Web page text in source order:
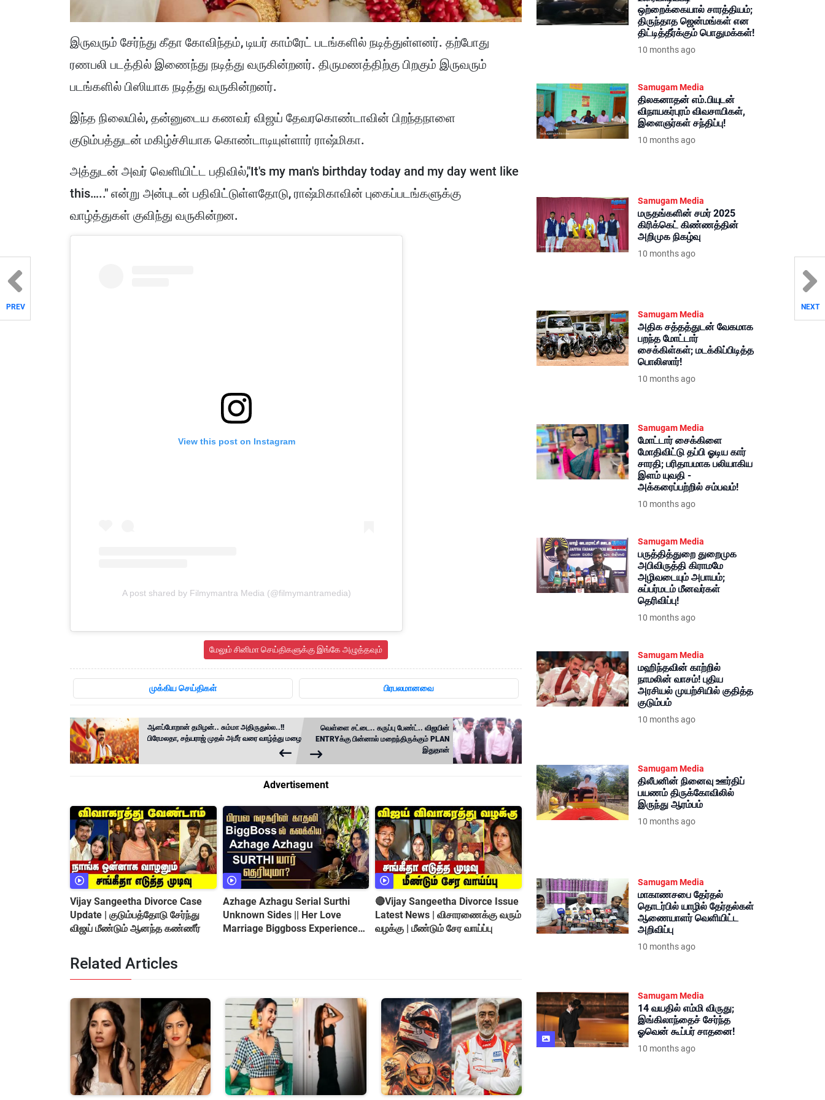
இருவரும் சேர்ந்து கீதா கோவிந்தம், டியர் காம்ரேட் படங்களில் நடித்துள்ளனர். தற்போது
ரணபலி படத்தில் இணைந்து நடித்து வருகின்றனர். திருமணத்திற்கு பிறகும் இருவரும்
படங்களில் பிஸியாக நடித்து வருகின்றனர்.
இந்த நிலையில், தன்னுடைய கணவர் விஜய் தேவரகொண்டாவின் பிறந்தநாளை
குடும்பத்துடன் மகிழ்ச்சியாக கொண்டாடியுள்ளார் ராஷ்மிகா.
அத்துடன் அவர் வெளியிட்ட பதிவில்,"It's my man's birthday today and my day went like
this….." என்று அன்புடன் பதிவிட்டுள்ளதோடு, ராஷ்மிகாவின் புகைப்படங்களுக்கு
வாழ்த்துகள் குவிந்து வருகின்றன.
View this post on Instagram
A post shared by Filmymantra Media (@filmymantramedia)
மேலும் சினிமா செய்திகளுக்கு இங்கே அழுத்தவும்
முக்கிய செய்திகள் பிரபலமானவை
ஆளப்போறான் தமிழன்.. சும்மா அதிருதுல்ல..!!
பிரேமலதா, சத்யராஜ் முதல் அமீர் வரை வாழ்த்து மழை
வெள்ளை சட்டை.. கருப்பு பேண்ட்.. விஜயின்
ENTRYக்கு பின்னால் மறைந்திருக்கும் PLAN
இதுதான்
PREV NEXT
Advertisement
Vijay Sangeetha Divorce Case
Update | குடும்பத்தோடு சேர்ந்து
விஜய் மீண்டும் ஆனந்த கண்ணீர்
Azhage Azhagu Serial Surthi
Unknown Sides || Her Love
Marriage Biggboss Experience
🔴Vijay Sangeetha Divorce Issue
Latest News | விசாரணைக்கு வரும்
வழக்கு | மீண்டும் சேர வாய்ப்பு
Related Articles
ஒற்றைக்கையால் சாரத்தியம்;
திருந்தாத ஜென்மங்கள் என
திட்டித்தீர்க்கும் பொதுமக்கள்!
10 months ago
Samugam Media
திலகனாதன் எம்.பியுடன்
விநாயகர்புரம் விவசாயிகள்,
இளைஞர்கள் சந்திப்பு!
10 months ago
Samugam Media
மருதங்களின் சமர் 2025
கிரிக்கெட் கிண்ணத்தின்
அறிமுக நிகழ்வு
10 months ago
Samugam Media
அதிக சத்தத்துடன் வேகமாக
பறந்த மோட்டார்
சைக்கிள்கள்; மடக்கிப்பிடித்த
பொலிஸார்!
10 months ago
Samugam Media
மோட்டார் சைக்கிளை
மோதிவிட்டு தப்பி ஓடிய கார்
சாரதி; பரிதாபமாக பலியாகிய
இளம் யுவதி -
அக்கரைப்பற்றில் சம்பவம்!
10 months ago
Samugam Media
பருத்தித்துறை துறைமுக
அபிவிருத்தி கிராமமே
அழிவடையும் அபாயம்;
சுப்பர்மடம் மீனவர்கள்
தெரிவிப்பு!
10 months ago
Samugam Media
மஹிந்தவின் காற்றில்
நாமலின் வாசம்! புதிய
அரசியல் முயற்சியில் குதித்த
குடும்பம்
10 months ago
Samugam Media
திலீபனின் நினைவு ஊர்திப்
பயணம் திருக்கோவிலில்
இருந்து ஆரம்பம்
10 months ago
Samugam Media
மாகாணசபை தேர்தல்
தொடர்பில் யாழில் தேர்தல்கள்
ஆணையாளர் வெளியிட்ட
அறிவிப்பு
10 months ago
Samugam Media
14 வயதில் எம்மி விருது;
இங்கிலாந்தைச் சேர்ந்த
ஓவென் கூப்பர் சாதனை!
10 months ago